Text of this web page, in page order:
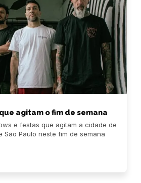
agitam o fim de semana
e festas que agitam a cidade de
São Paulo neste fim de semana